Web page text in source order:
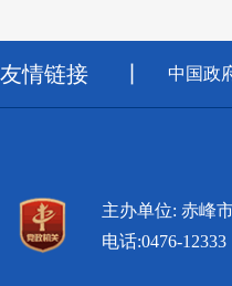
友情链接 中国政
主办单位: 赤峰
电话:0476-